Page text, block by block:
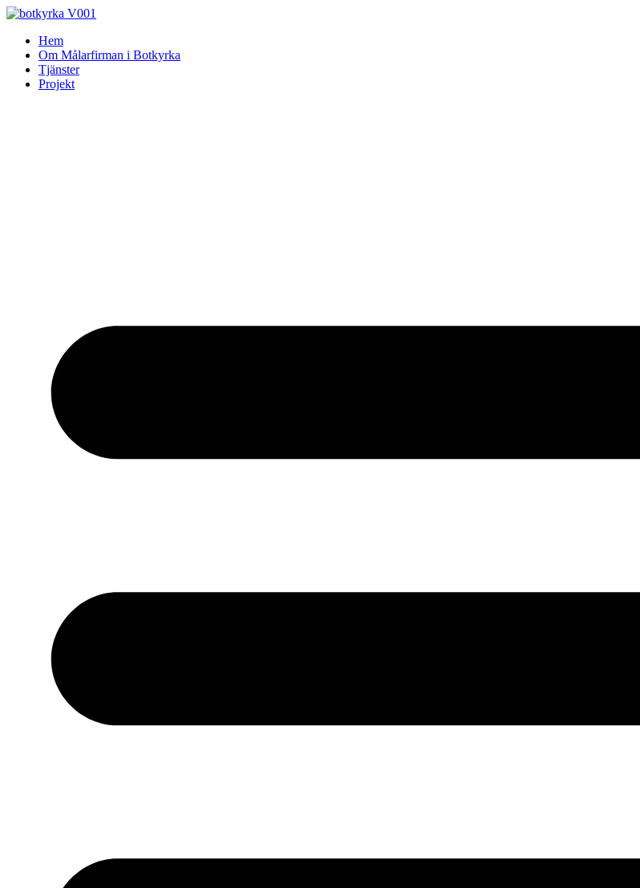
Skip
contentHem
Om Målarfirman i Botkyrka
Tjänster
Projekt